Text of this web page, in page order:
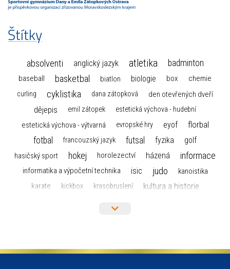
Štítky
absolventi anglický jazyk atletika badminton
baseball basketbal biatlon biologie box chemie
curling cyklistika dana zátopková den otevřených dveří
dějepis emil zátopek estetická výchova - hudební
estetická výchova - výtvarná evropské hry eyof florbal
fotbal francouzský jazyk futsal fyzika golf
hasičský sport hokej horolezectví házená informace
informatika a výpočetní technika isic judo
kanoistika
karate
kickbox krasobruslení
kultura a historie
olympiáda dětí a mládeže organizace plavání